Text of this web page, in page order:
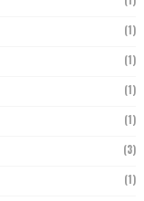
(1)
(1)
(1)
(1)
(3)
(1)